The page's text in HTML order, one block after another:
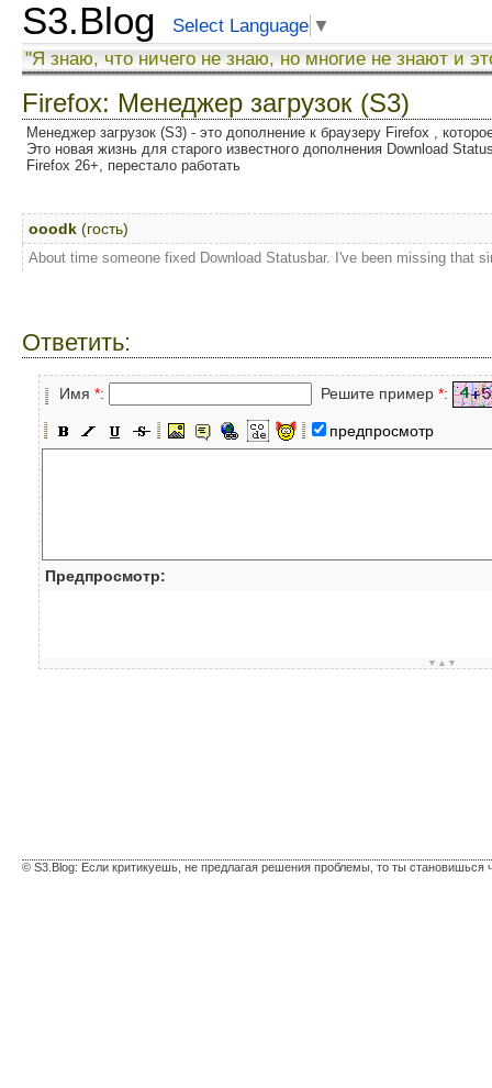
S3.Blog Select Language ▼
"Я знаю, что ничего не знаю, но многие не знают и
Firefox: Менеджер загрузок (S3)
Менеджер загрузок (S3) - это дополнение к браузеру Firefox ,
Это новая жизнь для старого известного дополнения Download
Firefox 26+, перестало работать
ooodk (гость)
About time someone fixed Download Statusbar. I've been missing that
Ответить:
Имя *: Решите пример *:
предпросмотр
Предпросмотр:
▼▲▼
© S3.Blog: Если критикуешь, не предлагая решения проблемы, то ты становишься